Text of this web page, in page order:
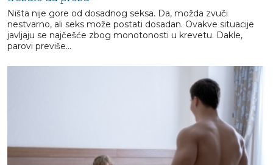
Ništa nije gore od dosadnog seksa. Da, možda zvuči
nestvarno, ali seks može postati dosadan. Ovakve situacije
javljaju se najčešće zbog monotonosti u krevetu. Dakle,
parovi previše...